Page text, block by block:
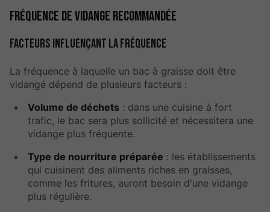
Fréquence de vidange recommandée
Facteurs influençant la fréquence
La fréquence à laquelle un bac à graisse doit être
vidangé dépend de plusieurs facteurs :
Volume de déchets: dans une cuisine à fort
trafic, le bac sera plus sollicité et nécessitera une
vidange plus fréquente.
Type de nourriture préparée : les établissements
qui cuisinent des aliments riches en graisses,
comme les fritures, auront besoin d'une vidange
plus régulière.